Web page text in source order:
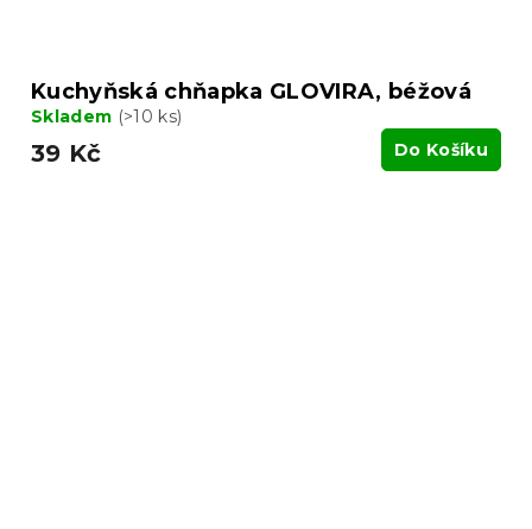
Kuchyňská chňapka GLOVIRA, béžová
Skladem (>10 ks)
39 Kč Do Košíku